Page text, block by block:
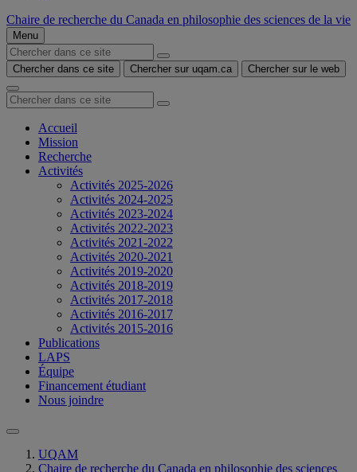
Chaire de recherche du Canada en philosophie des sciences de la vie
Menu
Chercher dans ce site Chercher sur uqam.ca Chercher sur le web
Accueil
Mission
Recherche
Activités
Activités 2025-2026
Activités 2024-2025
Activités 2023-2024
Activités 2022-2023
Activités 2021-2022
Activités 2020-2021
Activités 2019-2020
Activités 2018-2019
Activités 2017-2018
Activités 2016-2017
Activités 2015-2016
Publications
LAPS
Équipe
Financement étudiant
Nous joindre
UQAM
Chaire de recherche du Canada en philosophie des sciences